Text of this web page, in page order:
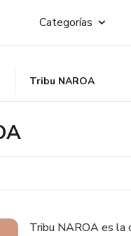
Categorías
Tribu NAROA
Tribu NAROA es la